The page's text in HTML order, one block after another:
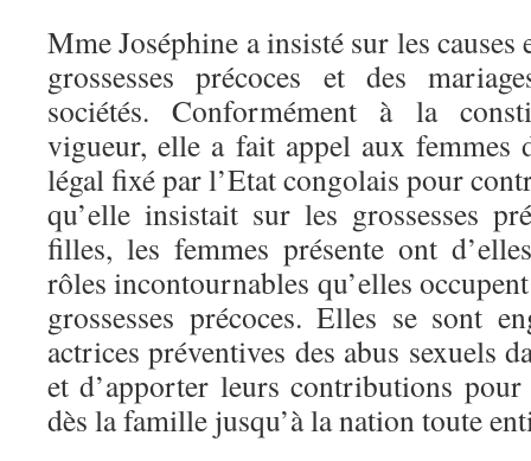
Mme Joséphine a insisté sur les causes
grossesses précoces et des
sociétés. Conformément à la
vigueur, elle a fait appel aux femmes
légal fixé par l’Etat congolais pour
qu’elle insistait sur les grossesses
filles, les femmes présente ont
rôles incontournables qu’elles
grossesses précoces. Elles se sont
actrices préventives des abus sexuels
et d’apporter leurs contributions
dès la famille jusqu’à la nation toute